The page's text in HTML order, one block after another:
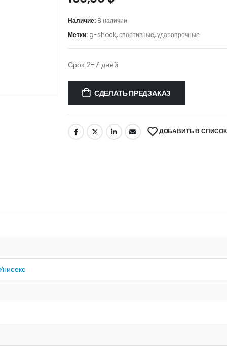
Наличие: В наличии
Метки: g-shock,спортивные,ударопрочные
Срок 2-7 дней
СДЕЛАТЬ ПРЕДЗАКАЗ
ДОБАВИТЬ В